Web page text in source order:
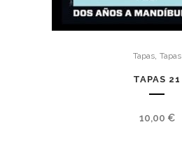
Tapas, Tapas
TAPAS 21
10,00 €